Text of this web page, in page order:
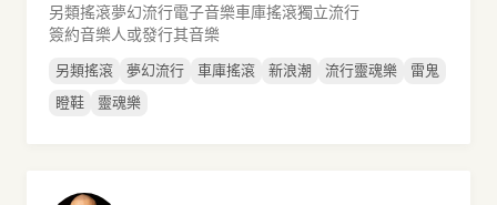
另類搖滾夢幻流行電子音樂車庫搖滾獨立流行
簽約音樂人或發行其音樂
另類搖滾 夢幻流行 車庫搖滾 新浪潮 流行靈魂樂
雷鬼
瞪鞋
靈魂樂